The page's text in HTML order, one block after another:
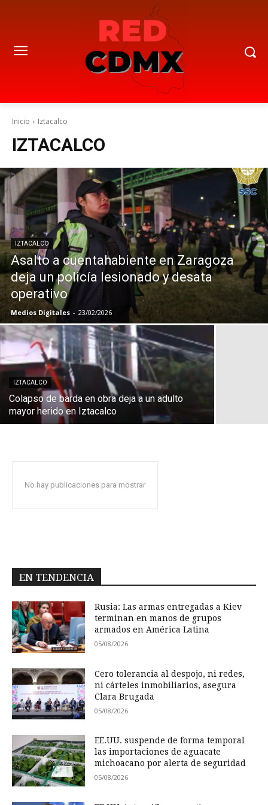
Inicio Iztacalco
IZTACALCO
IZTACALCO
Asalto a cuentahabiente en Zaragoza
deja un policía lesionado y desata
operativo
Medios Digitales - 23/02/2026
IZTACALCO
Colapso de barda en obra deja a un adulto
mayor herido en Iztacalco
No hay publicaciones para mostrar
EN TENDENCIA
Rusia: Las armas entregadas a Kiev
terminan en manos de grupos
armados en América Latina
05/08/2026
Cero tolerancia al despojo, ni redes,
ni cárteles inmobiliarios, asegura
Clara Brugada
05/08/2026
EE.UU. suspende de forma temporal
las importaciones de aguacate
michoacano por alerta de seguridad
05/08/2026